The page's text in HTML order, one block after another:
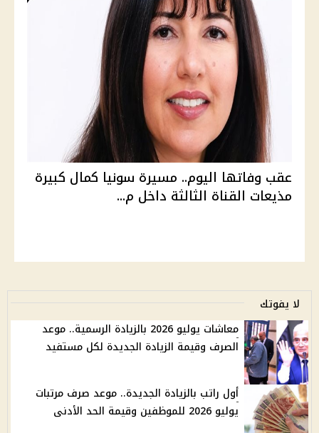
عقب وفاتها اليوم.. مسيرة سونيا كمال كبيرة
مذيعات القناة الثالثة داخل م...
لا يفوتك
معاشات يوليو 2026 بالزيادة الرسمية.. موعد
الصرف وقيمة الزيادة الجديدة لكل مستفيد
أول راتب بالزيادة الجديدة.. موعد صرف مرتبات
يوليو 2026 للموظفين وقيمة الحد الأدنى